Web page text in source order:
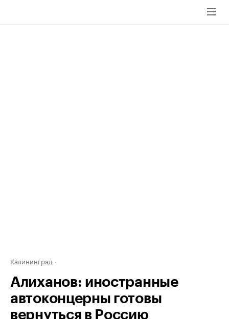
Калининград
Алиханов: иностранные
автоконцерны готовы
вернуться в Россию